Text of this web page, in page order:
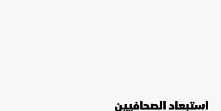
استبعاد الصحافيين